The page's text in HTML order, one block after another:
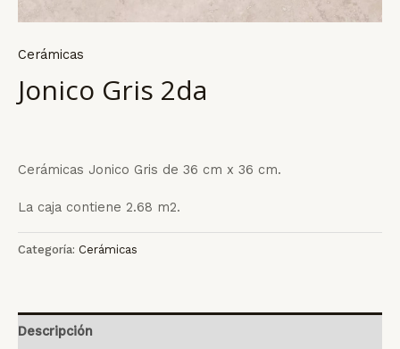
Cerámicas
Jonico Gris 2da
Cerámicas Jonico Gris de 36 cm x 36 cm.
La caja contiene 2.68 m2.
Categoría: Cerámicas
Descripción